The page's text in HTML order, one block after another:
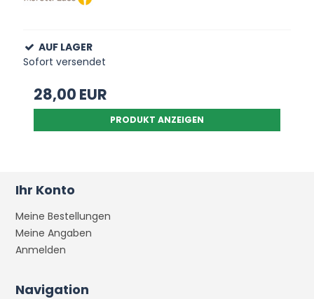
AUF LAGER
Sofort versendet
28,00 EUR
PRODUKT ANZEIGEN
Ihr Konto
Meine Bestellungen
Meine Angaben
Anmelden
Navigation